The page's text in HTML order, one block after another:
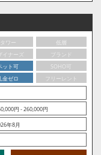
タワー
低層
イナーズ
ブランド
ット可
SOHO可
金ゼロ
フリーレント
円 - 260,000円
年8月